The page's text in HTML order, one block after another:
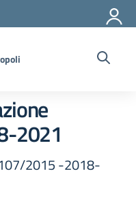
2021
2015 -2018-